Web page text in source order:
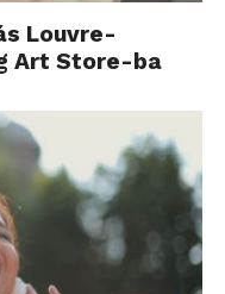
Louvre-
Art Store-ba